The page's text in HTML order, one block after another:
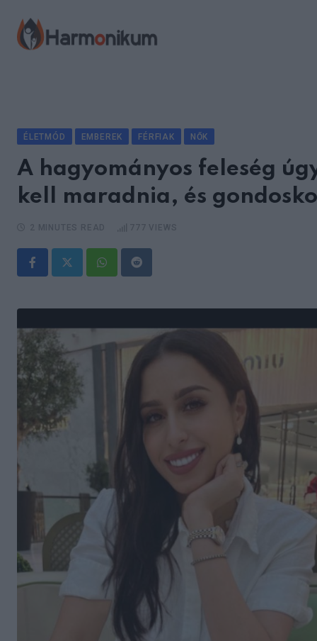
content
ÉLETMÓD EMBEREK FÉRFIAK NŐK
A hagyományos feleség
kell maradnia, és
WhatsappReddit